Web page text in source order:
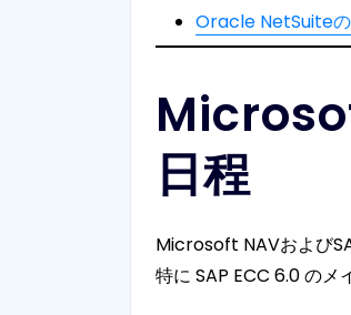
Oracle NetSuite
日程
Microsoft NAVおよび
特に SAP ECC 6.0 のメ